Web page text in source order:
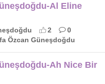
Al Eline
2
0
Özcan Güneşdoğdu
Ah Nice Bir